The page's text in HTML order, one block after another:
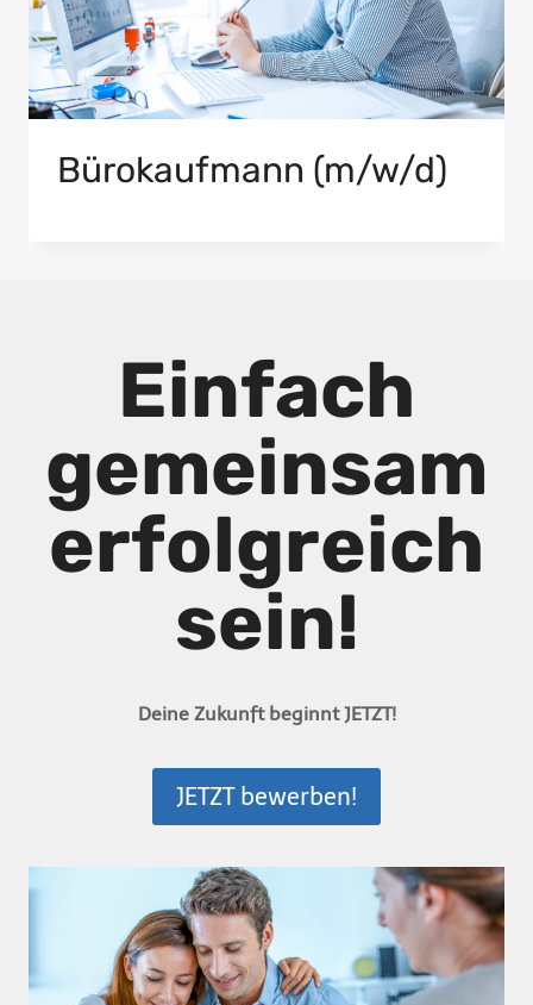
Bürokaufmann (m/w/d)
Einfach
gemeinsam
erfolgreich
sein!
Deine Zukunft beginnt JETZT!
JETZT bewerben!